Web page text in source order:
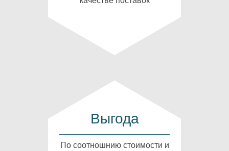
Выгода
По соотношнию стоимости и